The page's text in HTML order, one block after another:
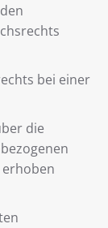
bei einer
die